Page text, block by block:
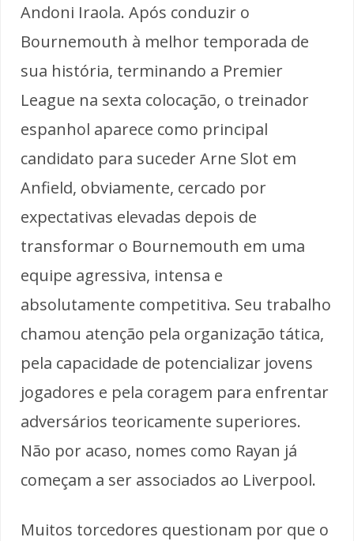
Andoni Iraola. Após conduzir o
Bournemouth à melhor temporada de
sua história, terminando a Premier
League na sexta colocação, o treinador
espanhol aparece como principal
candidato para suceder Arne Slot em
Anfield, obviamente, cercado por
expectativas elevadas depois de
transformar o Bournemouth em uma
equipe agressiva, intensa e
absolutamente competitiva. Seu trabalho
chamou atenção pela organização tática,
pela capacidade de potencializar jovens
jogadores e pela coragem para enfrentar
adversários teoricamente superiores.
Não por acaso, nomes como Rayan já
começam a ser associados ao Liverpool.
Muitos torcedores questionam por que o